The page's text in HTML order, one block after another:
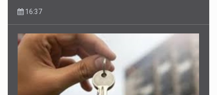
16:37